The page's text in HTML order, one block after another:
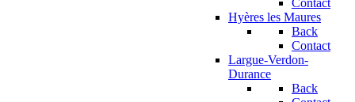
Contact
Hyères les Maures
Back
Contact
Largue-Verdon-
Durance
Back